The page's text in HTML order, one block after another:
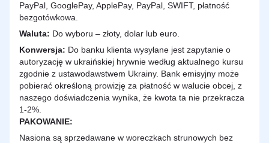
PayPal, GooglePay, ApplePay, PayPal, SWIFT, płatność
bezgotówkowa.
Waluta: Do wyboru – złoty, dolar lub euro.
Konwersja: Do banku klienta wysyłane jest zapytanie o
autoryzację w ukraińskiej hrywnie według aktualnego kursu
zgodnie z ustawodawstwem Ukrainy. Bank emisyjny może
pobierać określoną prowizję za płatność w walucie obcej, z
naszego doświadczenia wynika, że kwota ta nie przekracza
1-2%.
PAKOWANIE:
Nasiona są sprzedawane w woreczkach strunowych bez